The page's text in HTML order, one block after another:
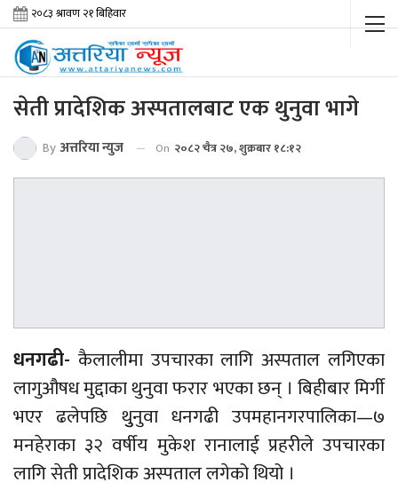
सेती प्रादेशिक अस्पतालबाट एक थुनुवा भागे
By अत्तरिया न्युज On २०८२ चैत्र २७, शुक्रबार १८:१२
धनगढी- कैलालीमा उपचारका लागि अस्पताल लगिएका
लागुऔषधमुद्दाका थुनुवा फरार भएका छन् । बिहीबार मिर्गी
भएरढलेपछि थुुनुवाधनगढी उपमहानगरपालिका—७
मनहेराका ३२ वर्षीय मुकेश रानालाई प्रहरीले उपचारका
लागि सेती प्रादेशिक अस्पताल लगेको थियो ।